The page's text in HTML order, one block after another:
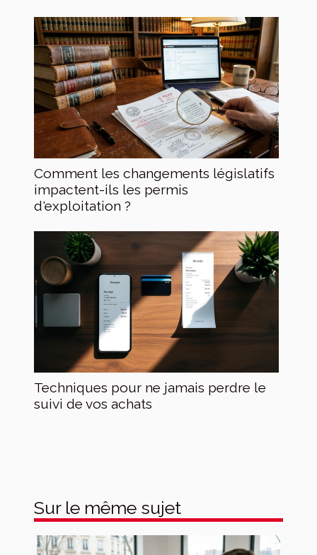
Comment les changements législatifs
impactent-ils les permis
d'exploitation ?
Techniques pour ne jamais perdre le
suivi de vos achats
Sur le même sujet